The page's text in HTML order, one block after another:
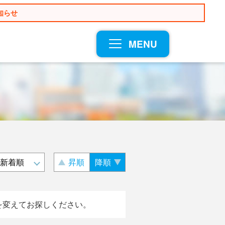
らせ
MENU
昇順 降順
えてお探しください。